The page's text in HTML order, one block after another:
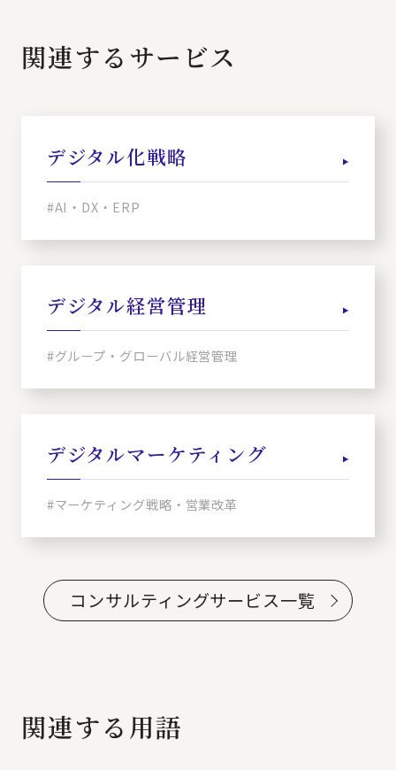
関連するサービス
デジタル化戦略
#AI・DX・ERP
デジタル経営管理
#グループ・グローバル経営管理
デジタルマーケティング
#マーケティング戦略・営業改革
コンサルティングサービス一覧
関連する用語